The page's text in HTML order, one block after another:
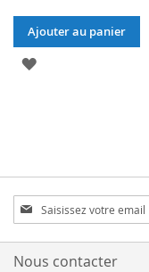
Ajouter au panier
AJOUTER
Inscription
à
notre
lettre
Nous contacter